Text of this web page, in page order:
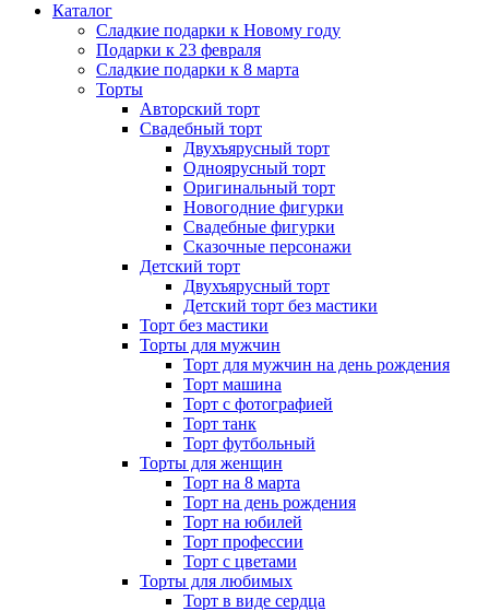
Каталог
Сладкие подарки к Новому году
Подарки к 23 февраля
Сладкие подарки к 8 марта
Торты
Авторский торт
Свадебный торт
Двухъярусный торт
Одноярусный торт
Оригинальный торт
Новогодние фигурки
Свадебные фигурки
Сказочные персонажи
Детский торт
Двухъярусный торт
Детский торт без мастики
Торт без мастики
Торты для мужчин
Торт для мужчин на день рождения
Торт машина
Торт с фотографией
Торт танк
Торт футбольный
Торты для женщин
Торт на 8 марта
Торт на день рождения
Торт на юбилей
Торт профессии
Торт с цветами
Торты для любимых
Торт в виде сердца